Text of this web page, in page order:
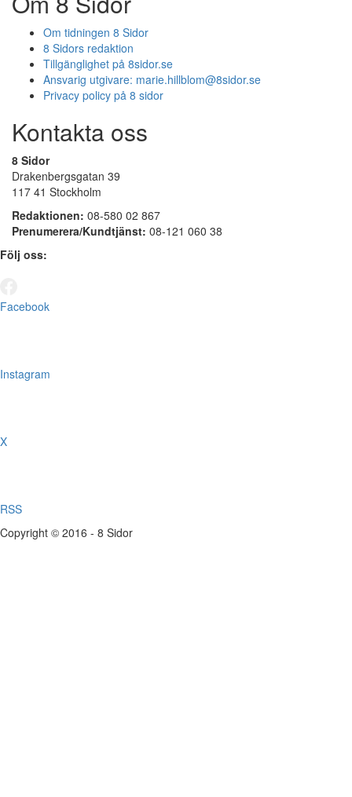
Om tidningen 8 Sidor
8 Sidors redaktion
Tillgänglighet på 8sidor.se
Ansvarig utgivare: marie.hillblom@8sidor.se
Privacy policy på 8 sidor
Kontakta oss
8 Sidor
Drakenbergsgatan 39
117 41 Stockholm
Redaktionen: 08-580 02 867
Prenumerera/Kundtjänst: 08-121 060 38
Följ oss:
Facebook
Instagram
X
RSS
Copyright © 2016 - 8 Sidor